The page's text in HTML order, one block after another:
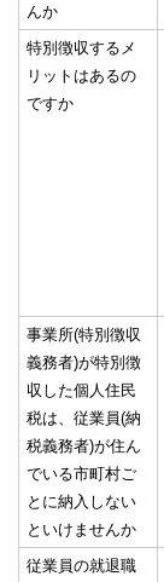
んか
特別徴収するメ
リットはあるの
ですか
事業所(特別徴収
義務者)が特別徴
収した個人住民
税は、従業員(納
税義務者)が住ん
でいる市町村ご
とに納入しない
といけませんか
従業員の就退職